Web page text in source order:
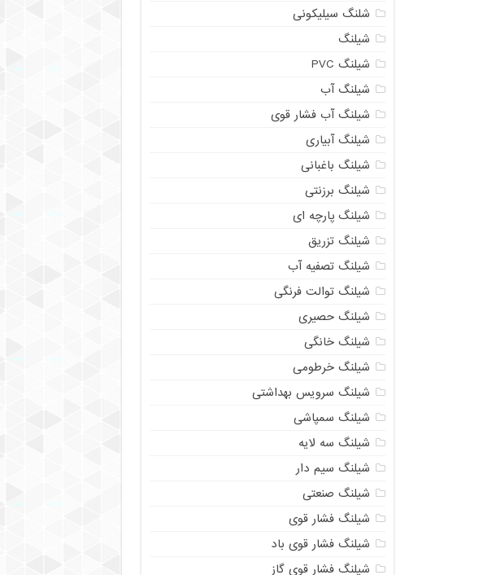
شلنگ سیلیکونی
شیلنگ
شیلنگ PVC
شیلنگ آب
شیلنگ آب فشار قوی
شیلنگ آبیاری
شیلنگ باغبانی
شیلنگ برزنتی
شیلنگ پارچه ای
شیلنگ تزریق
شیلنگ تصفیه آب
شیلنگ توالت فرنگی
شیلنگ حصیری
شیلنگ خانگی
شیلنگ خرطومی
شیلنگ سرویس بهداشتی
شیلنگ سمپاشی
شیلنگ سه لایه
شیلنگ سیم دار
شیلنگ صنعتی
شیلنگ فشار قوی
شیلنگ فشار قوی باد
شیلنگ فشار قوی گاز